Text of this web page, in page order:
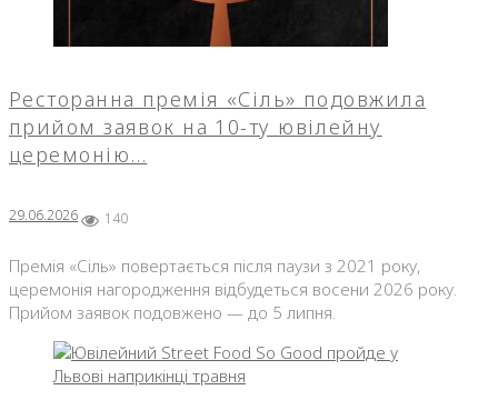
Ресторанна премія «Сіль» подовжила
прийом заявок на 10-ту ювілейну
церемонію…
29.06.2026 140
Премія «Сіль» повертається після паузи з 2021 року,
церемонія нагородження відбудеться восени 2026 року.
Прийом заявок подовжено — до 5 липня.